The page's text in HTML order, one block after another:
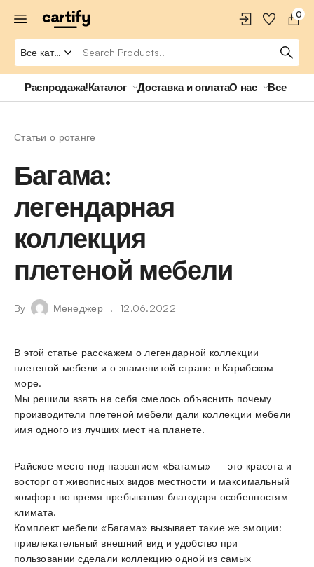
0
Распродажа!Каталог Доставка и оплатаО нас Все о
Статьи о ротанге
Багама:
легендарная
коллекция
плетеной мебели
By Менеджер 12.06.2022
В этой статье расскажем о легендарной коллекции
плетеной мебели и о знаменитой стране в Карибском
море.
Мы решили взять на себя смелось объяснить почему
производители плетеной мебели дали коллекции мебели
имя одного из лучших мест на планете.
Райское место под названием «Багамы» — это красота и
восторг от живописных видов местности и максимальный
комфорт во время пребывания благодаря особенностям
климата.
Комплект мебели «Багама» вызывает такие же эмоции:
привлекательный внешний вид и удобство при
пользовании сделали коллекцию одной из самых